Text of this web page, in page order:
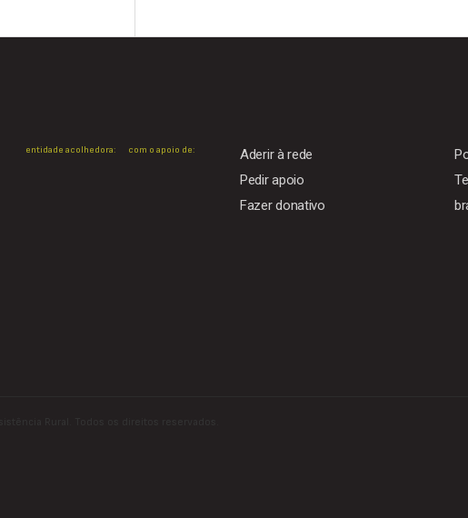
entidade acolhedora: com o apoio de:
Aderir à rede
Pedir apoio
Fazer donativo